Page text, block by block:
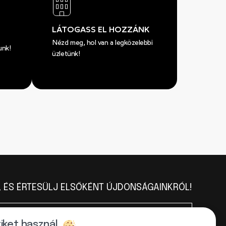
LÁTOGASS EL HOZZÁNK
Nézd meg, hol van a legközelebbi
üzletünk!
ÉS ÉRTESÜLJ ELSŐKÉNT ÚJDONSÁGAINKRÓL!